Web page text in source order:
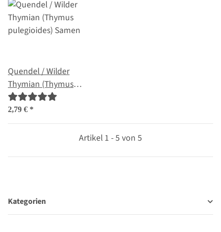
Quendel / Wilder
Thymian (Thymus
pulegioides) Samen
2,79 € *
Artikel 1 - 5 von 5
Kategorien